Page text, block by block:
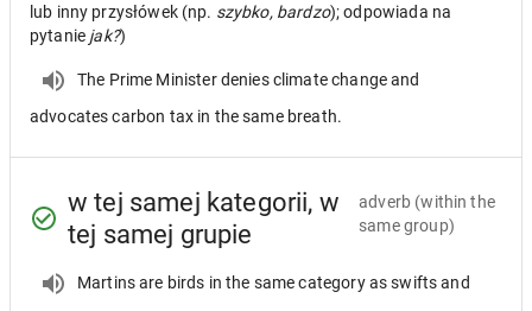
lub inny przysłówek (np. szybko, bardzo); odpowiada na
pytanie jak?)
The Prime Minister denies climate change and
advocates carbon tax in the same breath.
w tej samej kategorii, w
tej samej grupie
adverb (within the
same group)
Martins are birds in the same category as swifts and